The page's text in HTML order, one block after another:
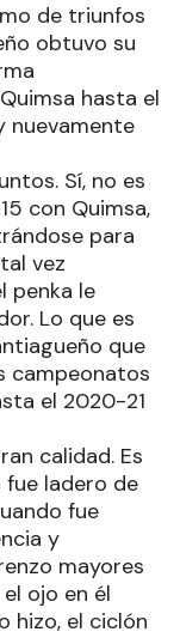
de triunfos
obtuvo su
hasta el
nuevamente
Sí, no es
con Quimsa,
para
vez
penka le
Lo que es
que
campeonatos
el 2020-21
calidad. Es
ladero de
fue
y
mayores
ojo en él
hizo, el ciclón